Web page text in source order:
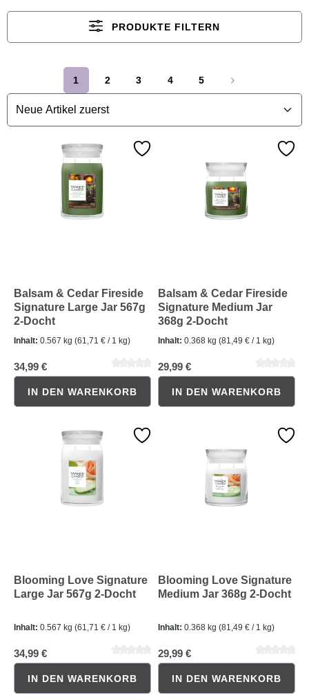
PRODUKTE FILTERN
Seite
1
Seite
2
Seite
3
Seite
4
Seite
5
Balsam & Cedar Fireside
Signature Large Jar 567g
2-Docht
Inhalt: 0.567 kg (61,71 € / 1 kg)
34,99 €
IN DEN WARENKORB
Balsam & Cedar Fireside
Signature Medium Jar
368g 2-Docht
Inhalt: 0.368 kg (81,49 € / 1 kg)
29,99 €
IN DEN WARENKORB
Blooming Love Signature
Large Jar 567g 2-Docht
Inhalt: 0.567 kg (61,71 € / 1 kg)
34,99 €
IN DEN WARENKORB
Blooming Love Signature
Medium Jar 368g 2-Docht
Inhalt: 0.368 kg (81,49 € / 1 kg)
29,99 €
IN DEN WARENKORB